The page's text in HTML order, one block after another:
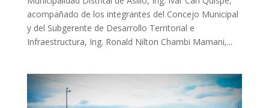
acompañado de los integrantes del Concejo Municipal
y del Subgerente de Desarrollo Territorial e
Infraestructura, Ing. Ronald Nilton Chambi Mamani,...